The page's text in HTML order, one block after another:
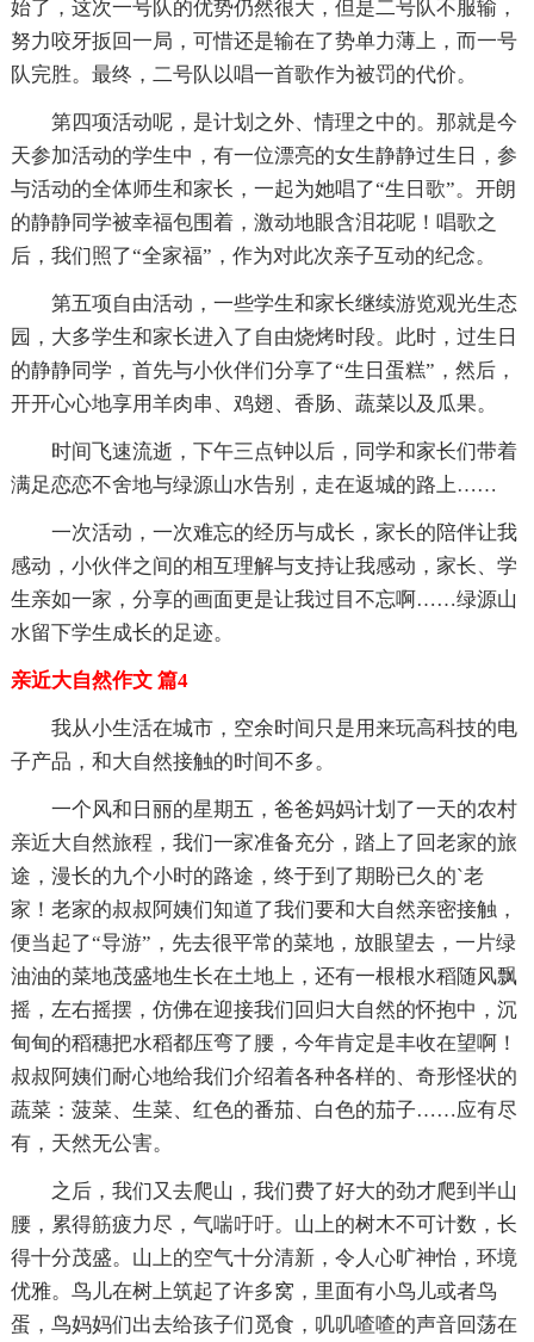
始了，这次一号队的优势仍然很大，但是二号队不服输，
努力咬牙扳回一局，可惜还是输在了势单力薄上，而一号
队完胜。最终，二号队以唱一首歌作为被罚的代价。
第四项活动呢，是计划之外、情理之中的。那就是今
天参加活动的学生中，有一位漂亮的女生静静过生日，参
与活动的全体师生和家长，一起为她唱了“生日歌”。开朗
的静静同学被幸福包围着，激动地眼含泪花呢！唱歌之
后，我们照了“全家福”，作为对此次亲子互动的纪念。
第五项自由活动，一些学生和家长继续游览观光生态
园，大多学生和家长进入了自由烧烤时段。此时，过生日
的静静同学，首先与小伙伴们分享了“生日蛋糕”，然后，
开开心心地享用羊肉串、鸡翅、香肠、蔬菜以及瓜果。
时间飞速流逝，下午三点钟以后，同学和家长们带着
满足恋恋不舍地与绿源山水告别，走在返城的路上……
一次活动，一次难忘的经历与成长，家长的陪伴让我
感动，小伙伴之间的相互理解与支持让我感动，家长、学
生亲如一家，分享的画面更是让我过目不忘啊……绿源山
水留下学生成长的足迹。
亲近大自然作文 篇4
我从小生活在城市，空余时间只是用来玩高科技的电
子产品，和大自然接触的时间不多。
一个风和日丽的星期五，爸爸妈妈计划了一天的农村
亲近大自然旅程，我们一家准备充分，踏上了回老家的旅
途，漫长的九个小时的路途，终于到了期盼已久的`老
家！老家的叔叔阿姨们知道了我们要和大自然亲密接触，
便当起了“导游”，先去很平常的菜地，放眼望去，一片绿
油油的菜地茂盛地生长在土地上，还有一根根水稻随风飘
摇，左右摇摆，仿佛在迎接我们回归大自然的怀抱中，沉
甸甸的稻穗把水稻都压弯了腰，今年肯定是丰收在望啊！
叔叔阿姨们耐心地给我们介绍着各种各样的、奇形怪状的
蔬菜：菠菜、生菜、红色的番茄、白色的茄子……应有尽
有，天然无公害。
之后，我们又去爬山，我们费了好大的劲才爬到半山
腰，累得筋疲力尽，气喘吁吁。山上的树木不可计数，长
得十分茂盛。山上的空气十分清新，令人心旷神怡，环境
优雅。鸟儿在树上筑起了许多窝，里面有小鸟儿或者鸟
蛋，鸟妈妈们出去给孩子们觅食，叽叽喳喳的声音回荡在